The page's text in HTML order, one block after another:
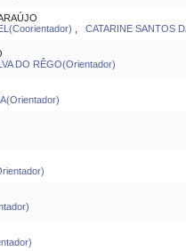
CATARINE SANTOS
DO RÊGO(Orientador)